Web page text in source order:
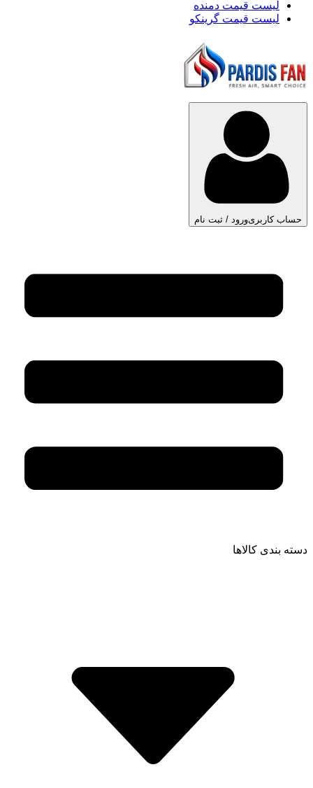
لیست قیمت دمنده
لیست قیمت گرینکو
حساب کاربریورود / ثبت نام
دسته بندی کالاها